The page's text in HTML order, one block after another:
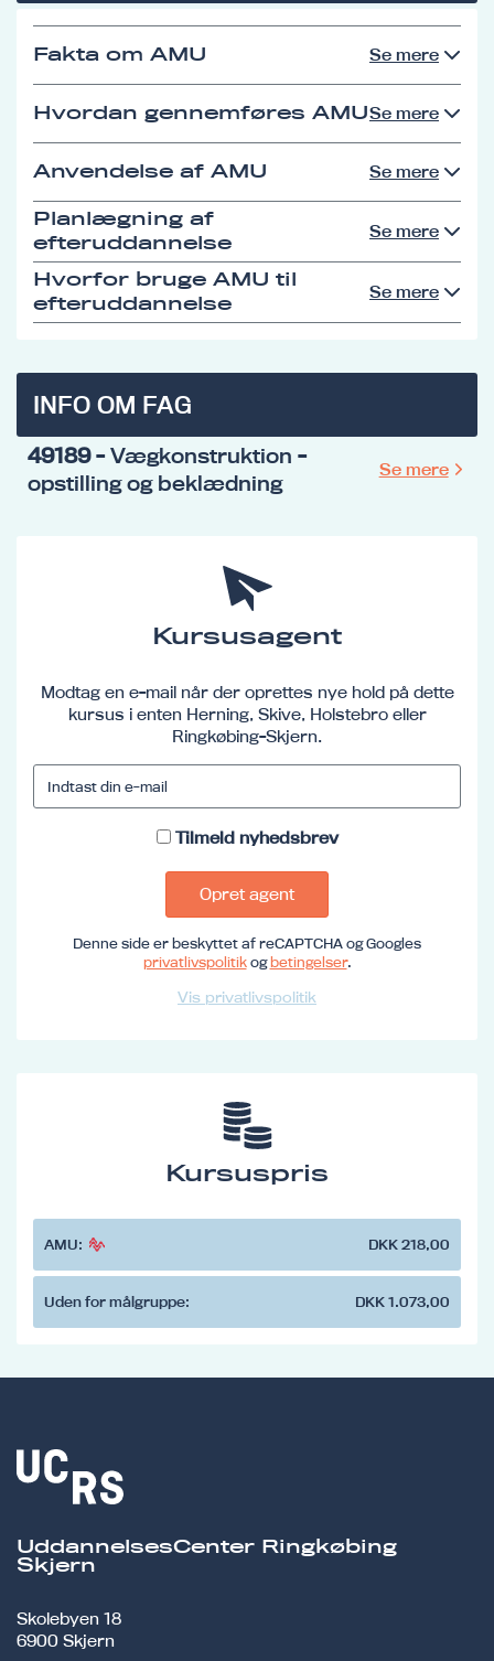
Fakta om AMU Se mere
Hvordan gennemføres AMUSe mere
Anvendelse af AMU Se mere
Planlægning af
efteruddannelse
Se mere
Hvorfor bruge AMU til
efteruddannelse
Se mere
INFO OM FAG
49189- Vægkonstruktion -
opstilling og beklædning
Se mere
Kursusagent
Modtag en e-mail når der oprettes nye hold på dette
kursus i enten Herning, Skive, Holstebro eller
Ringkøbing-Skjern.
Tilmeld nyhedsbrev
Opret agent
Denne side er beskyttet af reCAPTCHA og Googles
privatlivspolitikogbetingelser.
Vis privatlivspolitik
Kursuspris
AMU: DKK 218,00
Uden for målgruppe: DKK 1.073,00
UddannelsesCenter Ringkøbing
Skjern
Skolebyen 18
6900 Skjern